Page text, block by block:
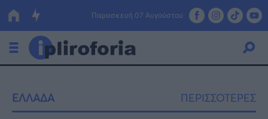
Παρασκευή 07 Αυγούστου
Οικονομία
ΕΛΛΑΔΑ ΠΕΡΙΣΣΟΤΕΡΕΣ